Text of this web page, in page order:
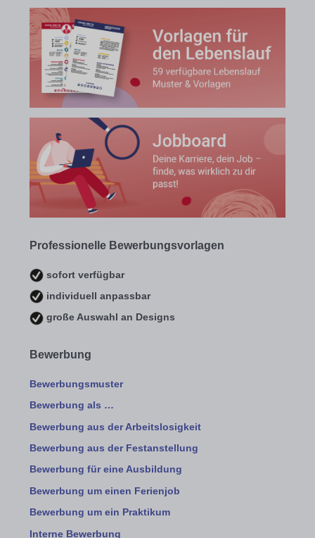
Professionelle Bewerbungsvorlagen
sofort verfügbar
individuell anpassbar
große Auswahl an Designs
Bewerbung
Bewerbungsmuster
Bewerbung als …
Bewerbung aus der Arbeitslosigkeit
Bewerbung aus der Festanstellung
Bewerbung für eine Ausbildung
Bewerbung um einen Ferienjob
Bewerbung um ein Praktikum
Interne Bewerbung